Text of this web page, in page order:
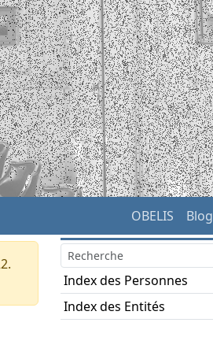
OBELIS Blog
Index des Personnes
Index des Entités